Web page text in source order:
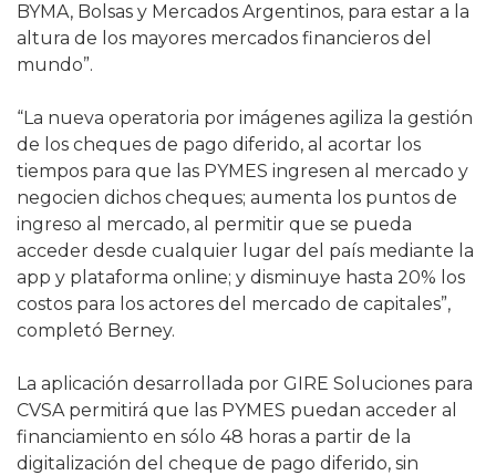
BYMA, Bolsas y Mercados Argentinos, para estar a la
altura de los mayores mercados financieros del
mundo”.
“La nueva operatoria por imágenes agiliza la gestión
de los cheques de pago diferido, al acortar los
tiempos para que las PYMES ingresen al mercado y
negocien dichos cheques; aumenta los puntos de
ingreso al mercado, al permitir que se pueda
acceder desde cualquier lugar del país mediante la
app y plataforma online; y disminuye hasta 20% los
costos para los actores del mercado de capitales”,
completó Berney.
La aplicación desarrollada por GIRE Soluciones para
CVSA permitirá que las PYMES puedan acceder al
financiamiento en sólo 48 horas a partir de la
digitalización del cheque de pago diferido, sin